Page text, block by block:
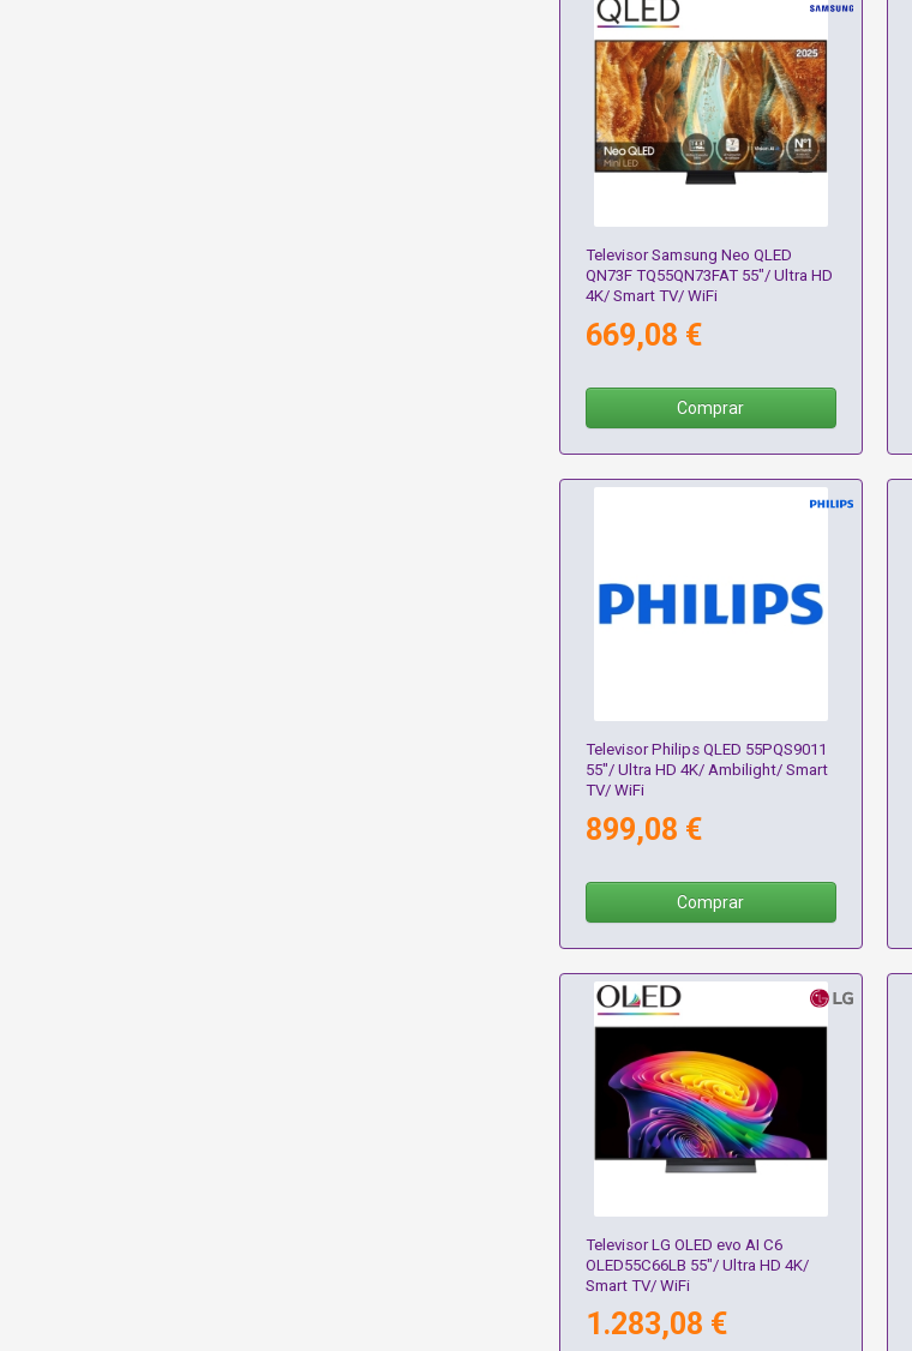
Televisor Samsung Neo QLED
QN73F TQ55QN73FAT 55"/ Ultra HD
4K/ Smart TV/ WiFi
669,08 €
Comprar
Televisor Philips QLED 55PQS9011
55"/ Ultra HD 4K/ Ambilight/ Smart
TV/ WiFi
899,08 €
Comprar
Televisor LG OLED evo AI C6
OLED55C66LB 55"/ Ultra HD 4K/
Smart TV/ WiFi
1.283,08 €